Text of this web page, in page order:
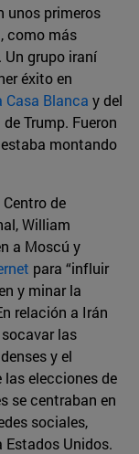
unos primeros
como más
Un grupo iraní
éxito en
Casa Blanca y del
Trump. Fueron
montando
de
William
a Moscú y
para “influir
y minar la
relación a Irán
las
y el
las elecciones de
se centraban en
sociales,
Unidos.